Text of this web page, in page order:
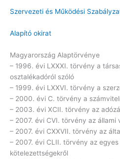
Szervezeti és Működési
Alapító okirat
Magyarország Alaptörvénye
– 1996. évi LXXXI. törvény a
osztalékadóról szóló
– 1999. évi LXXVI. törvény a
– 2000. évi C. törvény a
– 2003. évi XCII. törvény az
– 2007. évi CVI. törvény az állami
– 2007. évi CXXVII. törvény az
– 2007. évi CLII. törvény az
kötelezettségekről